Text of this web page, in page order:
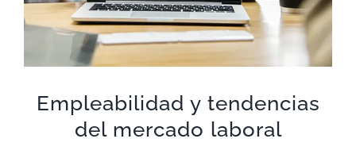
Empleabilidad y tendencias
del mercado laboral